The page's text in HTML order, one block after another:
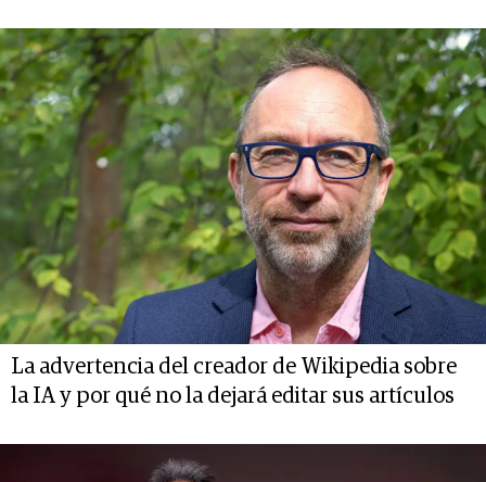
La advertencia del creador de Wikipedia sobre
la IA y por qué no la dejará editar sus artículos